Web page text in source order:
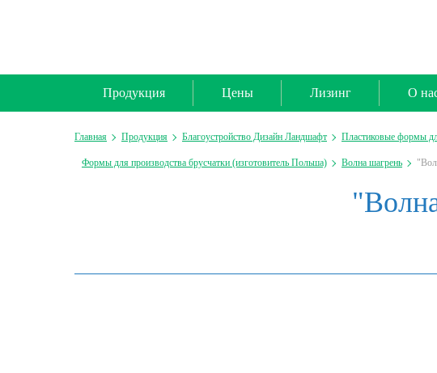
Продукция Цены Лизинг О
Главная Продукция Благоустройство Дизайн Ландшафт Пластиковые формы
Формы для производства брусчатки (изготовитель Польша) Волна шагрень